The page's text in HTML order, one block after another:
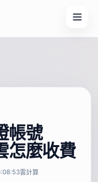
帳號
怎麼收費
雲計算